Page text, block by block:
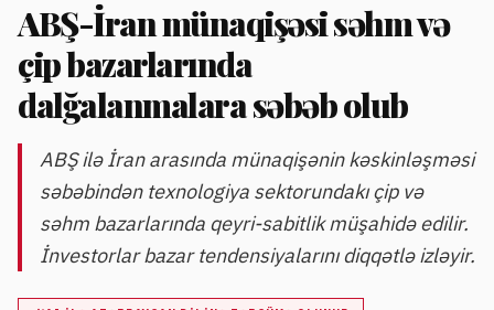
ABŞ-İran münaqişəsi səhm və
çip bazarlarında
dalğalanmalara səbəb olub
ABŞ ilə İran arasında münaqişənin kəskinləşməsi
səbəbindən texnologiya sektorundakı çip və
səhm bazarlarında qeyri-sabitlik müşahidə edilir.
İnvestorlar bazar tendensiyalarını diqqətlə izləyir.